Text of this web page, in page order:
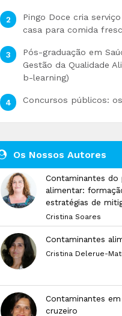
Pingo Doce cria
casa para comida
Pós-graduação em
Gestão da Qualidade
b-learning)
Concursos públicos:
Os Nossos Autores
Contaminantes do
alimentar:
estratégias de
Cristina Soares
Contaminantes
Cristina Delerue-
Contaminantes
cruzeiro